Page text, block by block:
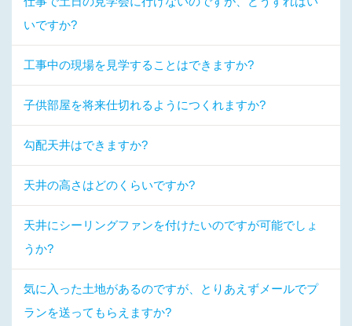
いですか?
工事中の現場を見学することはできますか?
子供部屋を将来仕切れるようにつくれますか?
勾配天井はできますか?
天井の高さはどのくらいですか?
天井にシーリングファンを付けたいのですが可能でしょ
うか?
気に入った土地があるのですが、とりあえずメールでプ
ランを送ってもらえますか?